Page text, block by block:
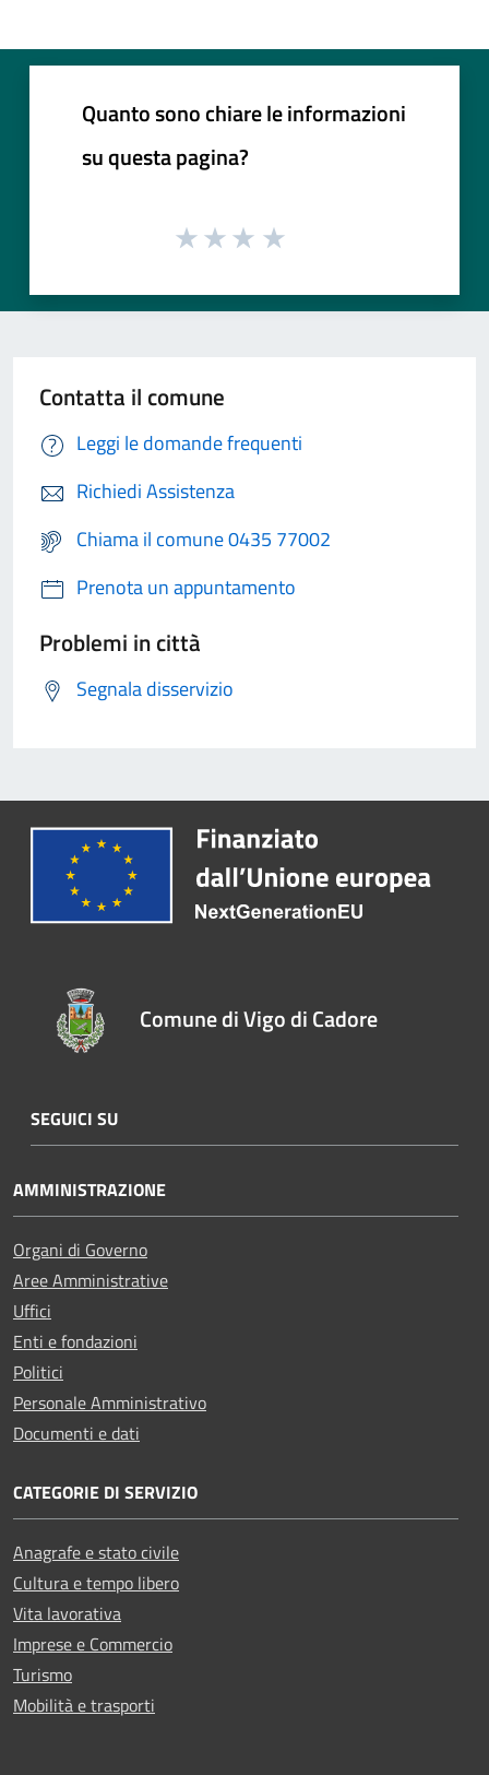
Quanto sono chiare le informazioni
su questa pagina?
Contatta il comune
Leggi le domande frequenti
Richiedi Assistenza
Chiama il comune 0435 77002
Prenota un appuntamento
Problemi in città
Segnala disservizio
Comune di Vigo di Cadore
SEGUICI SU
AMMINISTRAZIONE
Organi di Governo
Aree Amministrative
Uffici
Enti e fondazioni
Politici
Personale Amministrativo
Documenti e dati
CATEGORIE DI SERVIZIO
Anagrafe e stato civile
Cultura e tempo libero
Vita lavorativa
Imprese e Commercio
Turismo
Mobilità e trasporti